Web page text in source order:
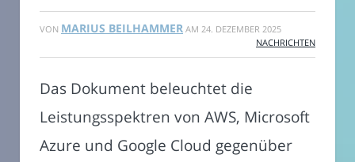
VON MARIUS BEILHAMMER AM 24. DEZEMBER 2025
NACHRICHTEN
Das Dokument beleuchtet die
Leistungsspektren von AWS, Microsoft
Azure und Google Cloud gegenüber